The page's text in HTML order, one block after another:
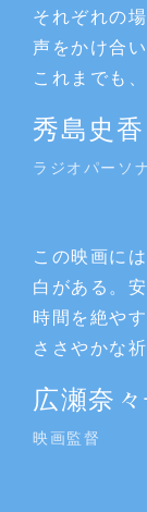
それぞれの
声をかけ合
これまでも
秀島史香
ラジオパーソ
この映画に
白がある。
時間を絶や
ささやかな
広瀬奈
映画監督